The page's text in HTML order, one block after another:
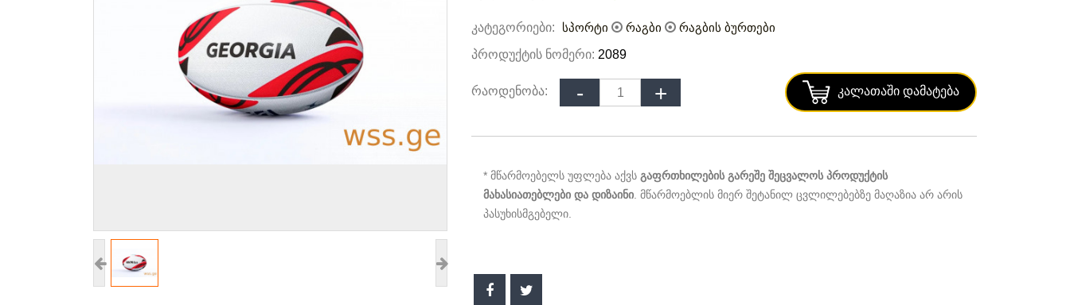
კატეგორიები: სპორტი რაგბი
რაგბის ბურთები
პროდუქტის ნომერი: 2089
რაოდენობა: Კალათაში Დამატება
* მწარმოებელს უფლება აქვს გაფრთხილების გარეშე შეცვალოს პროდუქტის
მახასიათებლები და დიზაინი . მწარმოებლის მიერ შეტანილ ცვლილებებზე მაღაზია არ არის
პასუხისმგებელი.